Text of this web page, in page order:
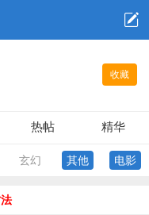
收藏
热帖 精华
玄幻 其他 电影